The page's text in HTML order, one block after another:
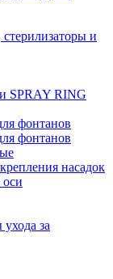
и
SPRAY RING
фонтанов
фонтанов
насадок
оси
за